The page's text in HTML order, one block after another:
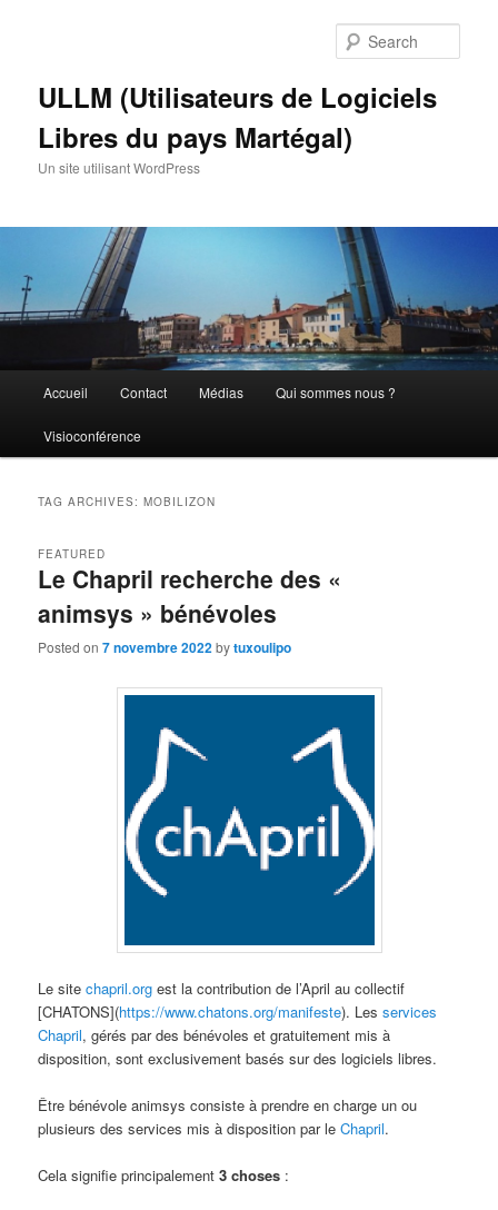
ULLM (Utilisateurs de Logiciels
Libres du pays Martégal)
Un site utilisant WordPress
Accueil Contact Médias Qui sommes nous ?
Visioconférence
TAG ARCHIVES:MOBILIZON
Le Chapril recherche des «
animsys » bénévoles
FEATURED
Posted on7 novembre 2022bytuxoulipo
Le site chapril.org est la contribution de l’April au collectif
[CHATONS](https://www.chatons.org/manifeste). Lesservices
Chapril, gérés par des bénévoles et gratuitement mis à
disposition, sont exclusivement basés sur des logiciels libres.
Être bénévole animsys consiste à prendre en charge un ou
plusieurs des services mis à disposition par leChapril.
Cela signifie principalement3 choses :